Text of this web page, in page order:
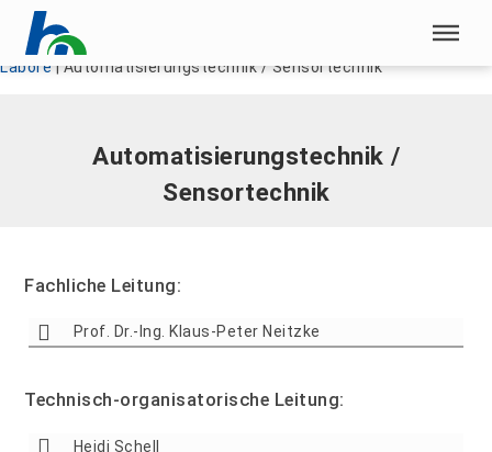
Menü überspringen
Menü überspringen
Home |Unsere HSN Fachbereich Ingenieurwissenschaften|
Labore|Automatisierungstechnik / Sensortechnik
Automatisierungstechnik /
Sensortechnik
Fachliche Leitung:
Prof. Dr.-Ing. Klaus-Peter Neitzke
Technisch-organisatorische Leitung:
Heidi Schell